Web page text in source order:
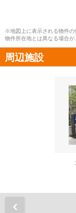
※地図上に表示される物件の
物件所在地とは異なる場合が
周辺施設